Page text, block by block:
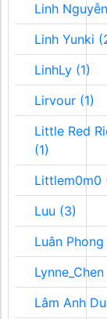
Linh
Linh Yunki
LinhLy (1)
Lirvour (1)
Little Red
(1)
Littlem0m0
Luu (3)
Luân
Lynne_Chen
Lâm Anh